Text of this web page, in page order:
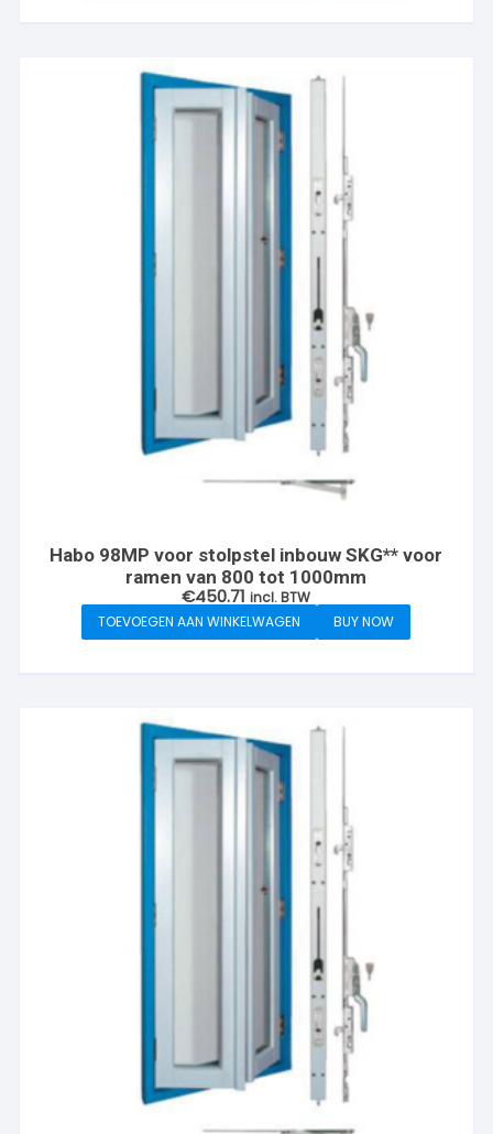
Habo 98MP voor stolpstel inbouw SKG** voor
ramen van 800 tot 1000mm
€450.71 incl. BTW
TOEVOEGEN AAN WINKELWAGEN
BUY NOW